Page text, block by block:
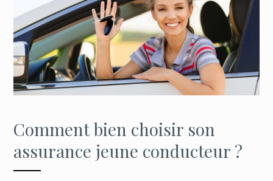
Comment bien choisir son
assurance jeune conducteur ?